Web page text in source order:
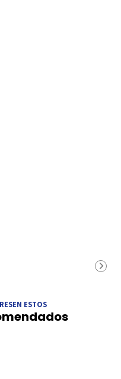
ESTOS